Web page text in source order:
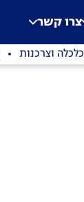
צרו קשר
כלכלה וצרכנות